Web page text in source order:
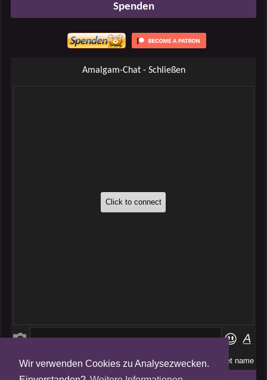
Wir verwenden Cookies zu Analysezwecken.
Spenden
Amalgam-Chat - Schließen